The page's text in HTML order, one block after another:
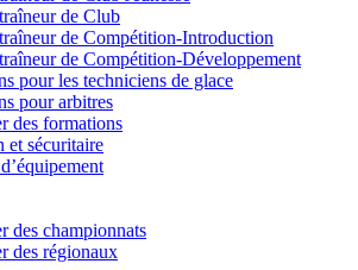
de Club
de Compétition-Introduction
de Compétition-Développement
pour les techniciens de glace
pour arbitres
des formations
et sécuritaire
des championnats
des régionaux